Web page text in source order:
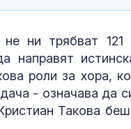
ни трябват 121
роли за хора,
- означава да
Такова